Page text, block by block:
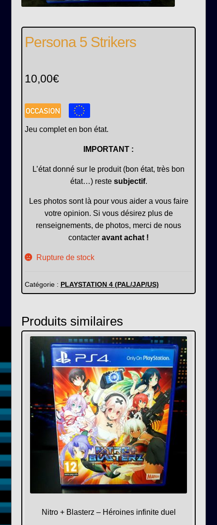
Persona 5 Strikers
10,00€
Jeu complet en bon état.
IMPORTANT :
L’état donné sur le produit (bon état, très bon
état…) reste subjectif.
Les photos sont là pour vous aider a vous faire
votre opinion. Si vous désirez plus de
renseignements, de photos, merci de nous
contacter avant achat !
Rupture de stock
Catégorie : PLAYSTATION 4 (PAL/JAP/US)
Produits similaires
Nitro + Blasterz – Héroines infinite duel